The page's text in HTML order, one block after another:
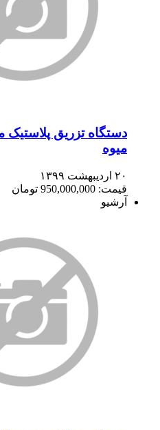
دستگاه تزریق
میوه
۲۰ اردیبهشت ۱۳۹۹
قیمت: 950,000,000 تومان
آرشیو